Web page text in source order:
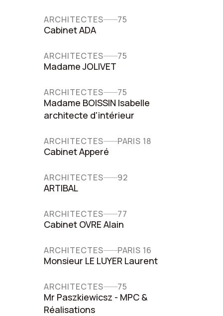
ARCHITECTES 75
Cabinet ADA
ARCHITECTES 75
Madame JOLIVET
ARCHITECTES 75
Madame BOISSIN Isabelle
architecte d'intérieur
ARCHITECTES PARIS 18
Cabinet Apperé
ARCHITECTES 92
ARTIBAL
ARCHITECTES 77
Cabinet OVRE Alain
ARCHITECTES PARIS 16
Monsieur LE LUYER Laurent
ARCHITECTES 75
Mr Paszkiewicsz - MPC &
Réalisations